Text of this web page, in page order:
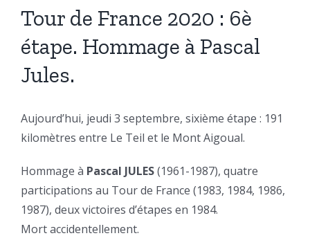
Tour de France 2020 : 6è
étape. Hommage à Pascal
Jules.
Aujourd’hui, jeudi 3 septembre, sixième étape : 191
kilomètres entre Le Teil et le Mont Aigoual.
Hommage à Pascal JULES(1961-1987), quatre
participations au Tour de France (1983, 1984, 1986,
1987), deux victoires d’étapes en 1984.
Mort accidentellement.